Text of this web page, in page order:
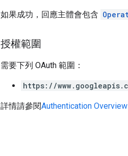
如果成功，回應主體會包含
授權範圍
需要下列 OAuth 範圍：
https://
詳情請參閱Authentication Overview